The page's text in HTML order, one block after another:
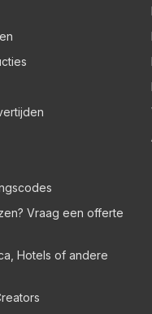
Vraag een offerte
Hotels of andere